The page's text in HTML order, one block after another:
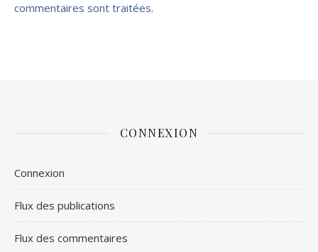
commentaires sont traitées.
CONNEXION
Connexion
Flux des publications
Flux des commentaires